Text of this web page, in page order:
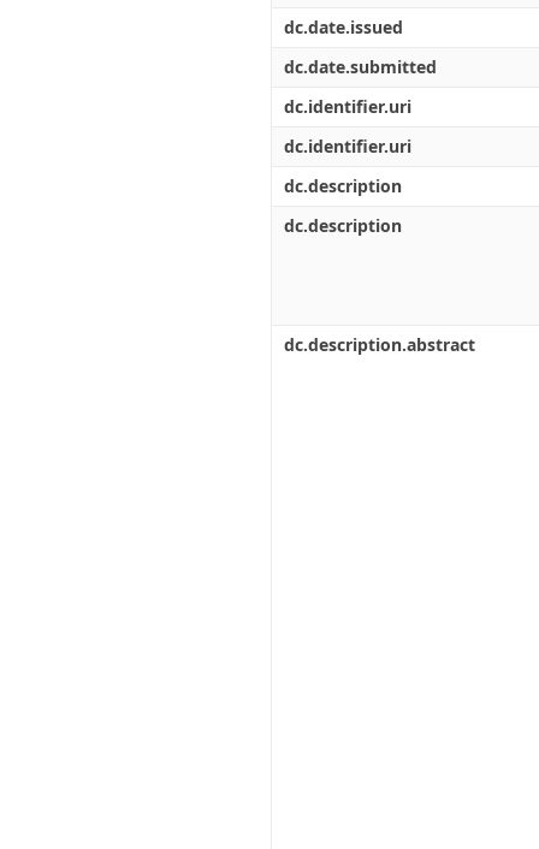
dc.date.issued
dc.date.submitted
dc.identifier.uri
dc.identifier.uri
dc.description
dc.description
dc.description.abstract